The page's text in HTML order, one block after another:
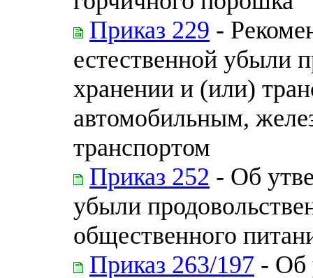
Приказ 229 -
естественной убыли
хранении и (или)
автомобильным,
транспортом
Приказ 252 - Об
убыли
общественного
Приказ 263/197 - Об